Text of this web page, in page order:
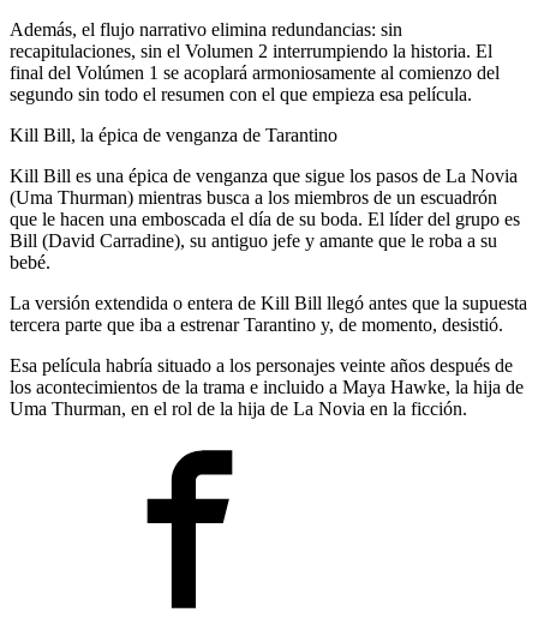
Además, el flujo narrativo elimina redundancias: sin
recapitulaciones, sin el Volumen 2 interrumpiendo la historia. El
final del Volúmen 1 se acoplará armoniosamente al comienzo del
segundo sin todo el resumen con el que empieza esa película.
Kill Bill, la épica de venganza de Tarantino
Kill Bill es una épica de venganza que sigue los pasos de La Novia
(Uma Thurman) mientras busca a los miembros de un escuadrón
que le hacen una emboscada el día de su boda. El líder del grupo es
Bill (David Carradine), su antiguo jefe y amante que le roba a su
bebé.
La versión extendida o entera de Kill Bill llegó antes que la supuesta
tercera parte que iba a estrenar Tarantino y, de momento, desistió.
Esa película habría situado a los personajes veinte años después de
los acontecimientos de la trama e incluido a Maya Hawke, la hija de
Uma Thurman, en el rol de la hija de La Novia en la ficción.